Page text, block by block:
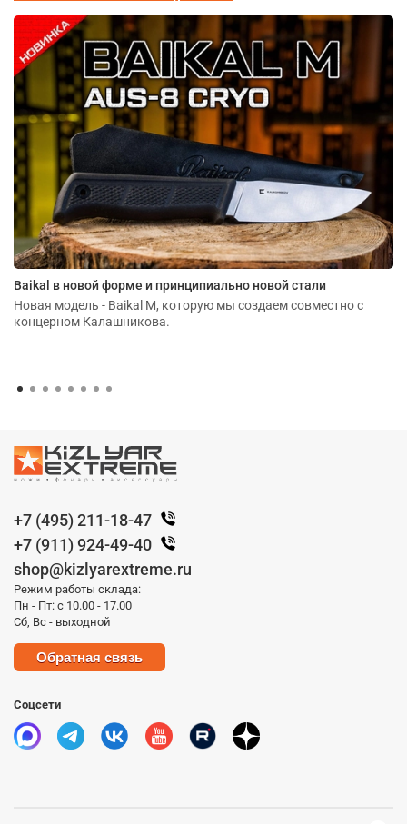
Baikal в новой форме и принципиально новой стали
Новая модель - Baikal M, которую мы создаем совместно с
концерном Калашникова.
+7 (495) 211-18-47
+7 (911) 924-49-40
shop@kizlyarextreme.ru
Режим работы склада:
Пн - Пт: с 10.00 - 17.00
Сб, Вс - выходной
Обратная связь
Соцсети